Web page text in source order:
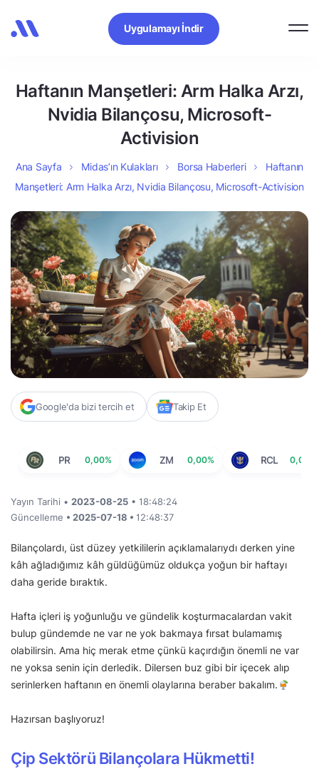
Uygulamayı İndir
Haftanın Manşetleri: Arm Halka Arzı,
Nvidia Bilançosu, Microsoft-
Activision
Ana Sayfa Midas’ın Kulakları Borsa Haberleri
Haftanın
Manşetleri: Arm Halka Arzı, Nvidia Bilançosu, Microsoft-Activision
Google'da bizi tercih et Takip Et
PR 0,00% ZM 0,00% RCL 0,00%
Yayın Tarihi • 2023-08-25 • 18:48:24
Güncelleme • 2025-07-18 • 12:48:37
Bilançolardı, üst düzey yetkililerin açıklamalarıydı derken yine
kâh ağladığımız kâh güldüğümüz oldukça yoğun bir haftayı
daha geride bıraktık.
Hafta içleri iş yoğunluğu ve gündelik koşturmacalardan vakit
bulup gündemde ne var ne yok bakmaya fırsat bulamamış
olabilirsin. Ama hiç merak etme çünkü kaçırdığın önemli ne var
ne yoksa senin için derledik. Dilersen buz gibi bir içecek alıp
serinlerken haftanın en önemli olaylarına beraber bakalım.
Hazırsan başlıyoruz!
Çip Sektörü Bilançolara Hükmetti!